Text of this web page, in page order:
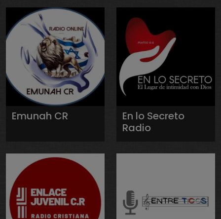
Emunah CR
En lo Secreto
Radio